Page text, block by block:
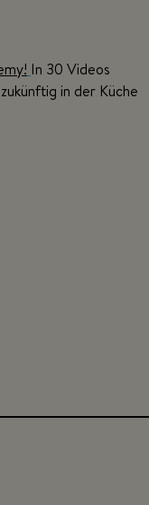
In 30 Videos
in der Küche